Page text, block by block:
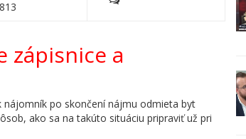
813
zápisnice a
nájomník po skončení nájmu odmieta byt
ako sa na takúto situáciu pripraviť už pri